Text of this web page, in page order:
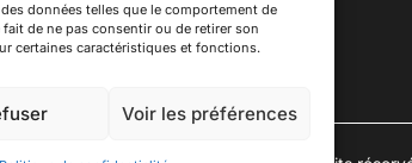
données telles que le comportement de
de ne pas consentir ou de retirer son
certaines caractéristiques et fonctions.
Voir les préférences
Lacassagne,